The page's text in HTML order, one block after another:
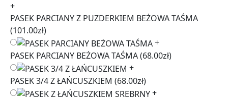
+
PASEK PARCIANY Z PUZDERKIEM BEŻOWA TAŚMA
(101.00zł)
+
PASEK PARCIANY BEŻOWA TAŚMA(68.00zł)
+
PASEK 3/4 Z ŁAŃCUSZKIEM (68.00zł)
+